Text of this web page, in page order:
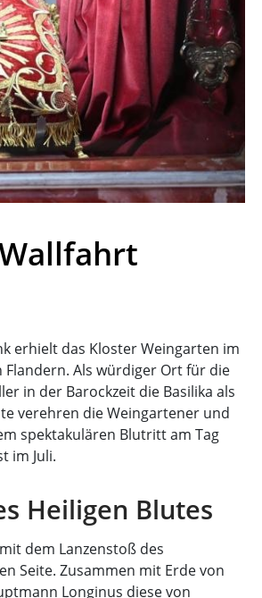
erhielt das Kloster Weingarten im
Flandern. Als würdiger Ort für die
in der Barockzeit die Basilika als
verehren die Weingartener und
spektakulären Blutritt am Tag
im Juli.
Heiligen Blutes
dem Lanzenstoß des
Seite. Zusammen mit Erde von
Longinus diese von